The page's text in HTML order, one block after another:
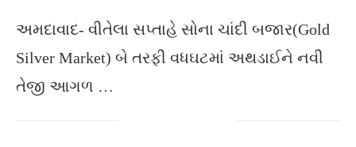
અમદાવાદ- વીતેલા સપ્તાહે સોના ચાંદી બજાર(Gold
Silver Market) બે તરફી વધઘટમાં અથડાઈને નવી
તેજી આગળ …